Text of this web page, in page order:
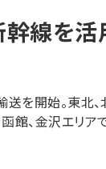
幹線を
を開始。東北
函館、金沢エリ